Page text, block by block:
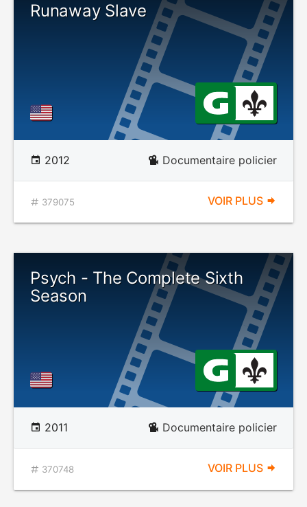
Runaway Slave
2012 Documentaire policier
379075 VOIR PLUS
Psych - The Complete Sixth
Season
2011 Documentaire policier
370748 VOIR PLUS